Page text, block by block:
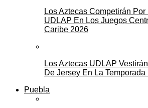
Los Aztecas Competirán
UDLAP En Los Juegos
Caribe 2026
Los Aztecas UDLAP
De Jersey En La Temporada
Puebla